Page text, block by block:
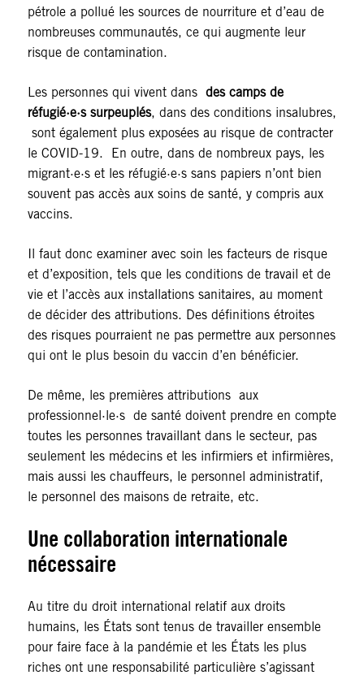
pétrole a pollué les sources de nourriture et d’eau de
nombreuses communautés, ce qui augmente leur
risque de contamination.
Les personnes qui vivent dans des camps de
réfugié·e·s surpeuplés, dans des conditions insalubres,
sont également plus exposées au risque de contracter
le COVID-19. En outre, dans de nombreux pays, les
migrant·e·s et les réfugié·e·s sans papiers n’ont bien
souvent pas accès aux soins de santé, y compris aux
vaccins.
Il faut donc examiner avec soin les facteurs de risque
et d’exposition, tels que les conditions de travail et de
vie et l’accès aux installations sanitaires, au moment
de décider des attributions. Des définitions étroites
des risques pourraient ne pas permettre aux personnes
qui ont le plus besoin du vaccin d’en bénéficier.
De même, les premières attributions aux
professionnel·le·s de santé doivent prendre en compte
toutes les personnes travaillant dans le secteur, pas
seulement les médecins et les infirmiers et infirmières,
mais aussi les chauffeurs, le personnel administratif,
le personnel des maisons de retraite, etc.
Une collaboration internationale
nécessaire
Au titre du droit international relatif aux droits
humains, les États sont tenus de travailler ensemble
pour faire face à la pandémie et les États les plus
riches ont une responsabilité particulière s’agissant